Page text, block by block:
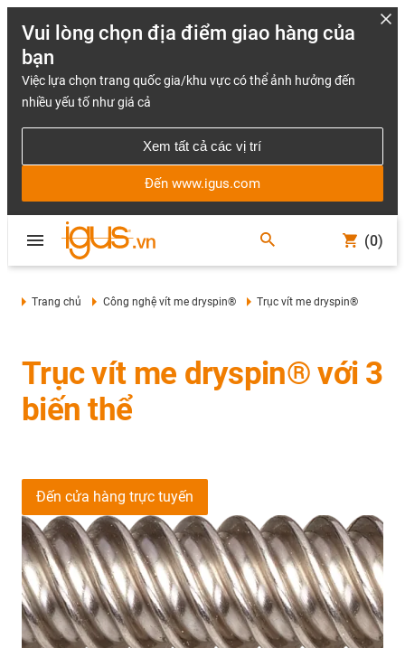
Vui lòng chọn địa điểm giao hàng của
bạn
Việc lựa chọn trang quốc gia/khu vực có thể ảnh hưởng đến
nhiều yếu tố như giá cả
Xem tất cả các vị trí
Đến www.igus.com
(0)
Trang chủ Công nghệ vít me dryspin® Trục vít me dryspin®
Trục vít me dryspin® với 3
biến thể
Đến cửa hàng trực tuyến